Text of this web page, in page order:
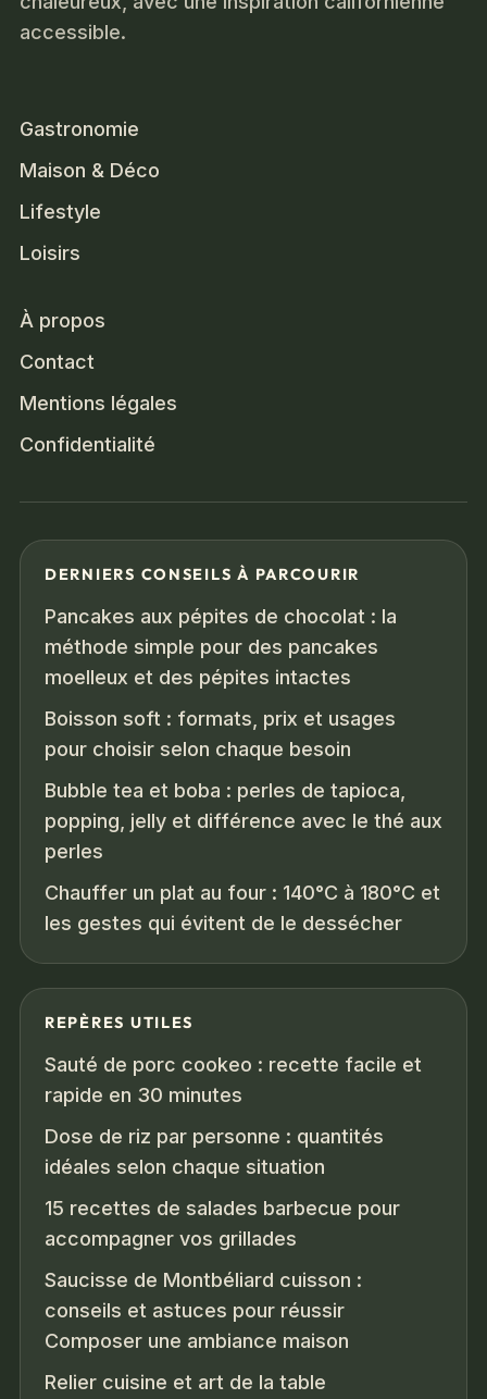
accessible.
Gastronomie
Maison & Déco
Lifestyle
Loisirs
À propos
Contact
Mentions légales
Confidentialité
DERNIERS CONSEILS À PARCOURIR
Pancakes aux pépites de chocolat : la
méthode simple pour des pancakes
moelleux et des pépites intactes
Boisson soft : formats, prix et usages
pour choisir selon chaque besoin
Bubble tea et boba : perles de tapioca,
popping, jelly et différence avec le thé aux
perles
Chauffer un plat au four : 140°C à 180°C et
les gestes qui évitent de le dessécher
REPÈRES UTILES
Sauté de porc cookeo : recette facile et
rapide en 30 minutes
Dose de riz par personne : quantités
idéales selon chaque situation
15 recettes de salades barbecue pour
accompagner vos grillades
Saucisse de Montbéliard cuisson :
conseils et astuces pour réussir
Composer une ambiance maison
Relier cuisine et art de la table